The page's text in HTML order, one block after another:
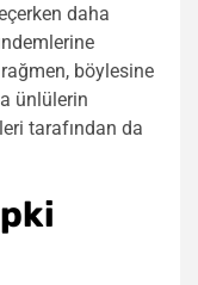
daha
böylesine
ünlülerin
tarafından da